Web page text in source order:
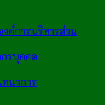
ค์การบริหารส่วน
รบุคคล
นาการ